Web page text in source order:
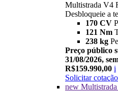
Multistrada V4
Desbloqueie a
170 CV
121 Nm
238 kg
Preço público
31/08/2026,
R$159.990,00 i
Solicitar cotação
new